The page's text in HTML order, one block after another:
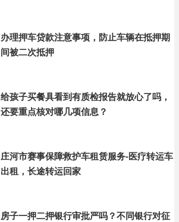
办理押车贷款注意事项，防止车辆在抵押期
间被二次抵押
给孩子买餐具看到有质检报告就放心了吗，
还要重点核对哪几项信息？
庄河市赛事保障救护车租赁服务-医疗转运车
出租，长途转运回家
房子一押二押银行审批严吗？不同银行对征